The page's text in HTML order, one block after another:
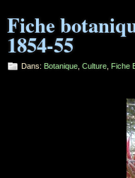
Fiche
1854-55
Dans: Botanique Culture Fiche